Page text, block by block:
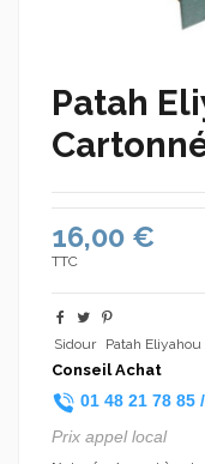
Patah
16,00 €
TTC
Sidour Patah Eliyahou
Conseil Achat
01 48 21 78 85 /
Prix appel local